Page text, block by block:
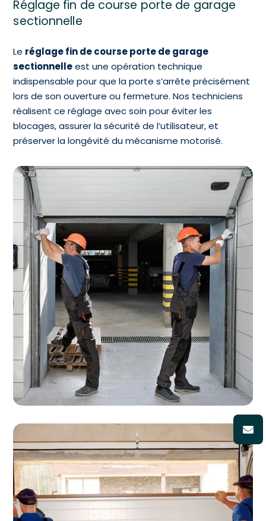
Réglage fin de course porte de garage
sectionnelle
Le réglage fin de course porte de garage
sectionnelleest une opération technique
indispensable pour que la porte s’arrête précisément
lors de son ouverture ou fermeture. Nos techniciens
réalisent ce réglage avec soin pour éviter les
blocages, assurer la sécurité de l’utilisateur, et
préserver la longévité du mécanisme motorisé.